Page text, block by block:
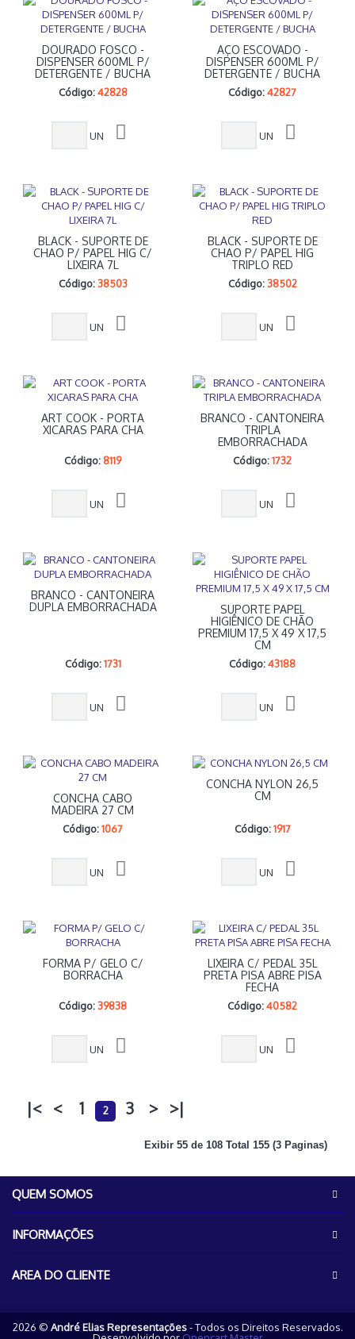
DOURADO FOSCO -
DISPENSER 600ML P/
DETERGENTE / BUCHA
Código: 42828
UN
AÇO ESCOVADO -
DISPENSER 600ML P/
DETERGENTE / BUCHA
Código:42827
UN
BLACK - SUPORTE DE
CHAO P/ PAPEL HIG C/
LIXEIRA 7L
Código: 38503
UN
BLACK - SUPORTE DE
CHAO P/ PAPEL HIG
TRIPLO RED
Código: 38502
UN
ART COOK - PORTA
XICARAS PARA CHA
Código: 8119
UN
BRANCO - CANTONEIRA
TRIPLA
EMBORRACHADA
Código:1732
UN
BRANCO - CANTONEIRA
DUPLA EMBORRACHADA
Código: 1731
UN
SUPORTE PAPEL
HIGIÊNICO DE CHÃO
PREMIUM 17,5 X 49 X 17,5
CM
Código:43188
UN
CONCHA CABO
MADEIRA 27 CM
Código:1067
UN
CONCHA NYLON 26,5
CM
Código: 1917
UN
FORMA P/ GELO C/
BORRACHA
Código:39838
UN
LIXEIRA C/ PEDAL 35L
PRETA PISA ABRE PISA
FECHA
Código:40582
UN
|< < 1 2 3 > >|
Exibir 55 de 108 Total 155 (3 Paginas)
QUEM SOMOS
INFORMAÇÕES
AREA DO CLIENTE
2026 © André Elias Representações- Todos os Direitos Reservados.